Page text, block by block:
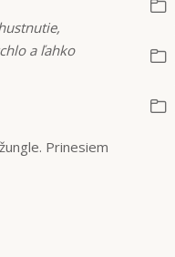
a ľahko
Prinesiem